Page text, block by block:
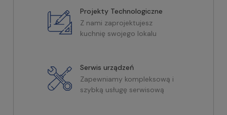
Projekty Technologiczne
Z nami zaprojektujesz
kuchnię swojego lokalu
Serwis urządzeń
Zapewniamy kompleksową i
szybką usługę serwisową